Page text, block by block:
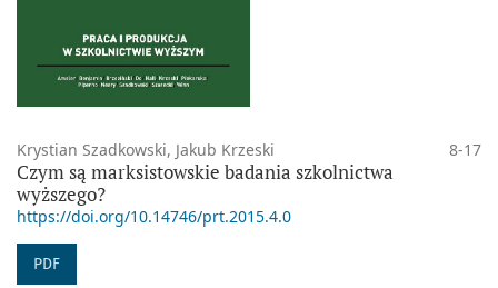
Krystian Szadkowski, Jakub Krzeski 8-17
Czym są marksistowskie badania szkolnictwa
wyższego?
https://doi.org/10.14746/prt.2015.4.0
PDF